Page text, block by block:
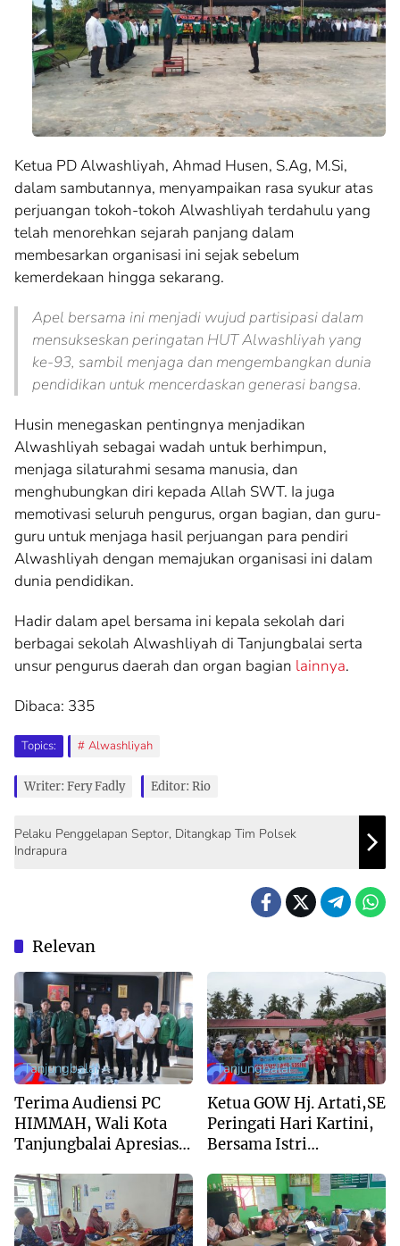
Ketua PD Alwashliyah, Ahmad Husen, S.Ag, M.Si,
dalam sambutannya, menyampaikan rasa syukur atas
perjuangan tokoh-tokoh Alwashliyah terdahulu yang
telah menorehkan sejarah panjang dalam
membesarkan organisasi ini sejak sebelum
kemerdekaan hingga sekarang.
Apel bersama ini menjadi wujud partisipasi dalam
mensukseskan peringatan HUT Alwashliyah yang
ke-93, sambil menjaga dan mengembangkan dunia
pendidikan untuk mencerdaskan generasi bangsa.
Husin menegaskan pentingnya menjadikan
Alwashliyah sebagai wadah untuk berhimpun,
menjaga silaturahmi sesama manusia, dan
menghubungkan diri kepada Allah SWT. Ia juga
memotivasi seluruh pengurus, organ bagian, dan guru-
guru untuk menjaga hasil perjuangan para pendiri
Alwashliyah dengan memajukan organisasi ini dalam
dunia pendidikan.
Hadir dalam apel bersama ini kepala sekolah dari
berbagai sekolah Alwashliyah di Tanjungbalai serta
unsur pengurus daerah dan organ bagian lainnya.
Dibaca: 335
Topics: Alwashliyah
Writer: Fery Fadly Editor: Rio
Pelaku Penggelapan Septor, Ditangkap Tim Polsek
Indrapura
Relevan
Tanjungbalai
Terima Audiensi PC
HIMMAH, Wali Kota
Tanjungbalai Apresiasi
Al Washliyah
Tanjungbalai
Ketua GOW Hj. Artati,SE
Peringati Hari Kartini,
Bersama Istri
Panti Jompo Asahan